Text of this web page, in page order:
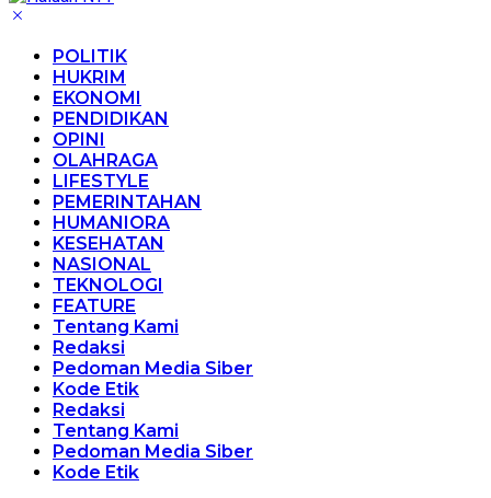
POLITIK
HUKRIM
EKONOMI
PENDIDIKAN
OPINI
OLAHRAGA
LIFESTYLE
PEMERINTAHAN
HUMANIORA
KESEHATAN
NASIONAL
TEKNOLOGI
FEATURE
Tentang Kami
Redaksi
Pedoman Media Siber
Kode Etik
Redaksi
Tentang Kami
Pedoman Media Siber
Kode Etik